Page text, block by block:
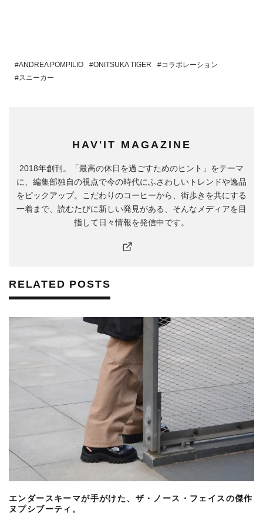
ANDREA POMPILIO ONITSUKA TIGER
コラボレーション
スニーカー
HAV'IT MAGAZINE
2018年創刊。「最高の休日を過ごすためのヒント」をテーマ
に、編集部独自の視点で今の時代にふさわしいトレンドや逸品
をピックアップ。こだわりのコーヒーから、街歩きを共にする
一着まで、読むたびに新しい発見がある、そんなメディアを目
指して日々情報を発信中です。
RELATED POSTS
エンダースキーマが手がけた、ザ・ノース・フェイスの傑作
ヌプシブーティ。